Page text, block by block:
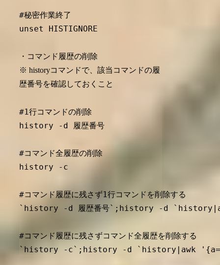
#秘密作業終了
・コマンド履歴の削除
※ historyコマンドで、該当コマンドの履
歴番号を確認しておくこと
#1行コマンドの削除
history -d 履歴番号
#コマンド全履歴の削除
history -c
#コマンド履歴に残さず1行コマンドを削除する
`history -d 履歴番号`;history -d
#コマンド履歴に残さずコマンド全履歴を削除する